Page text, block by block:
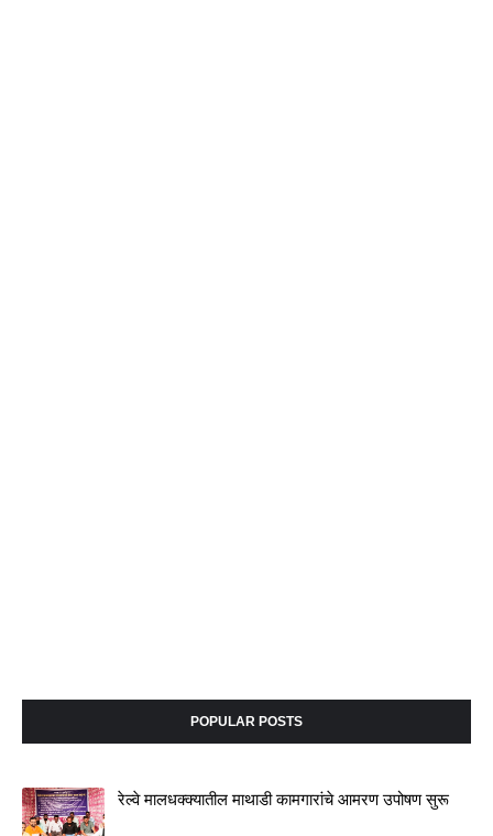
POPULAR POSTS
रेल्वे मालधक्क्यातील माथाडी कामगारांचे आमरण उपोषण सुरू